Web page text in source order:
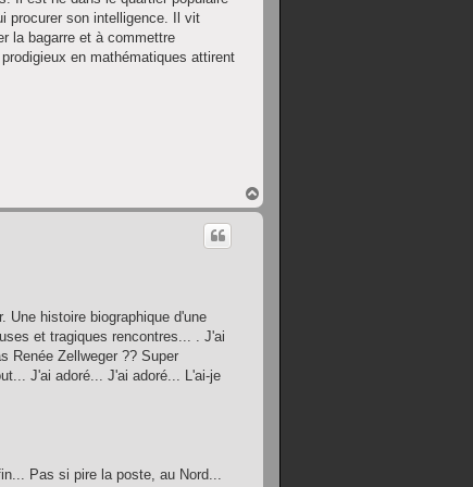
procurer son intelligence. Il vit
la bagarre et à commettre
en mathématiques attirent
a
u
Une histoire biographique d'une
et tragiques rencontres... . J'ai
Renée Zellweger ?? Super
J'ai adoré... J'ai adoré... L'ai-je
Pas si pire la poste, au Nord...